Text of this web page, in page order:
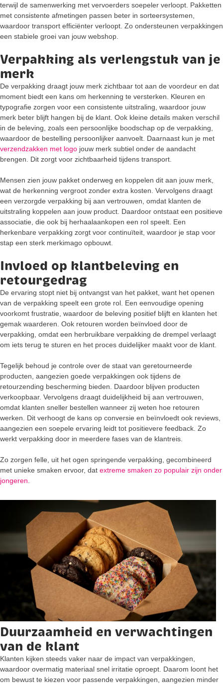
terwijl de samenwerking met vervoerders soepeler verloopt. Pakketten
met consistente afmetingen passen beter in sorteersystemen,
waardoor transport efficiënter verloopt. Zo ondersteunen verpakkingen
een stabiele groei van jouw webshop.
Verpakking als verlengstuk van je
merk
De verpakking draagt jouw merk zichtbaar tot aan de voordeur en dat
moment biedt een kans om herkenning te versterken. Kleuren en
typografie zorgen voor een consistente uitstraling, waardoor jouw
merk beter blijft hangen bij de klant. Ook kleine details maken verschil
in de beleving, zoals een persoonlijke boodschap op de verpakking,
waardoor de bestelling persoonlijker aanvoelt. Daarnaast kun je met
verzendzakken met logo jouw merk subtiel onder de aandacht
brengen. Dit zorgt voor zichtbaarheid tijdens transport.
Mensen zien jouw pakket onderweg en koppelen dit aan jouw merk,
wat de herkenning vergroot zonder extra kosten. Vervolgens draagt
een verzorgde verpakking bij aan vertrouwen, omdat klanten de
uitstraling koppelen aan jouw product. Daardoor ontstaat een positieve
associatie, die ook bij herhaalaankopen een rol speelt. Een
herkenbare verpakking zorgt voor continuïteit, waardoor je stap voor
stap een sterk merkimago opbouwt.
Invloed op klantbeleving en
retourgedrag
De ervaring stopt niet bij ontvangst van het pakket, want het openen
van de verpakking speelt een grote rol. Een eenvoudige opening
voorkomt frustratie, waardoor de beleving positief blijft en klanten het
gemak waarderen. Ook retouren worden beïnvloed door de
verpakking, omdat een herbruikbare verpakking de drempel verlaagt
om iets terug te sturen en het proces duidelijker maakt voor de klant.
Tegelijk behoud je controle over de staat van geretourneerde
producten, aangezien goede verpakkingen ook tijdens de
retourzending bescherming bieden. Daardoor blijven producten
verkoopbaar. Vervolgens draagt duidelijkheid bij aan vertrouwen,
omdat klanten sneller bestellen wanneer zij weten hoe retouren
werken. Dit verhoogt de kans op conversie en beïnvloedt ook reviews,
aangezien een soepele ervaring leidt tot positievere feedback. Zo
werkt verpakking door in meerdere fases van de klantreis.
Zo zorgen felle, uit het ogen springende verpakking, gecombineerd
met unieke smaken ervoor, dat extreme smaken zo populair zijn onder
jongeren
Duurzaamheid en verwachtingen
van de klant
Klanten kijken steeds vaker naar de impact van verpakkingen,
waardoor overmatig materiaal snel irritatie oproept. Daarom loont het
om bewust te kiezen voor passende verpakkingen, aangezien minder